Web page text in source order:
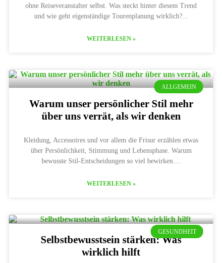
ohne Reiseveranstalter selbst. Was steckt hinter diesem Trend
und wie geht eigenständige Tourenplanung wirklich?
WEITERLESEN »
ALLGEMEIN
Warum unser persönlicher Stil mehr
über uns verrät, als wir denken
Kleidung, Accessoires und vor allem die Frisur erzählen etwas
über Persönlichkeit, Stimmung und Lebensphase. Warum
bewusste Stil-Entscheidungen so viel bewirken.
WEITERLESEN »
GESUNDHEIT
Selbstbewusstsein stärken: Was
wirklich hilft